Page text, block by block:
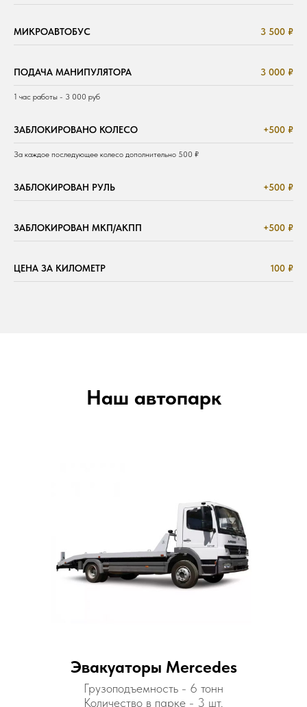
МИКРОАВТОБУС 3 500 ₽
ПОДАЧА МАНИПУЛЯТОРА 3 000 ₽
1 час работы - 3 000 руб
ЗАБЛОКИРОВАНО КОЛЕСО +500 ₽
За каждое последующее колесо дополнительно 500 ₽
ЗАБЛОКИРОВАН РУЛЬ +500 ₽
ЗАБЛОКИРОВАН МКП/АКПП +500 ₽
ЦЕНА ЗА КИЛОМЕТР 100 ₽
Наш автопарк
Эвакуаторы Mercedes
Грузоподъемность - 6 тонн
Количество в парке - 3 шт.